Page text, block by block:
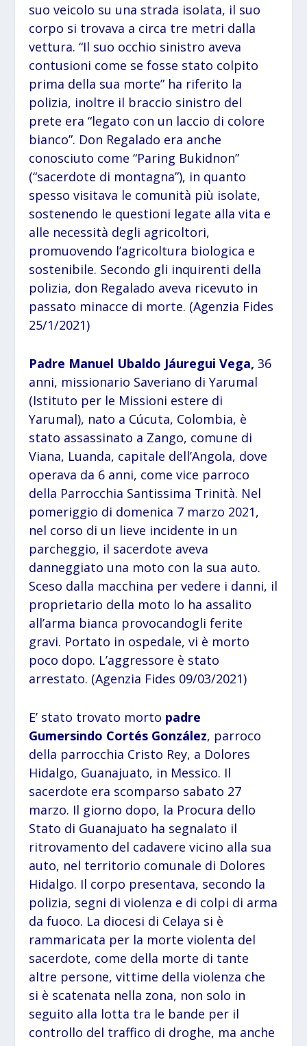
suo veicolo su una strada isolata, il suo
corpo si trovava a circa tre metri dalla
vettura. “Il suo occhio sinistro aveva
contusioni come se fosse stato colpito
prima della sua morte” ha riferito la
polizia, inoltre il braccio sinistro del
prete era “legato con un laccio di colore
bianco”. Don Regalado era anche
conosciuto come “Paring Bukidnon”
(“sacerdote di montagna”), in quanto
spesso visitava le comunità più isolate,
sostenendo le questioni legate alla vita e
alle necessità degli agricoltori,
promuovendo l’agricoltura biologica e
sostenibile. Secondo gli inquirenti della
polizia, don Regalado aveva ricevuto in
passato minacce di morte. (Agenzia Fides
25/1/2021)
Padre Manuel Ubaldo Jáuregui Vega, 36
anni, missionario Saveriano di Yarumal
(Istituto per le Missioni estere di
Yarumal), nato a Cúcuta, Colombia, è
stato assassinato a Zango, comune di
Viana, Luanda, capitale dell’Angola, dove
operava da 6 anni, come vice parroco
della Parrocchia Santissima Trinità. Nel
pomeriggio di domenica 7 marzo 2021,
nel corso di un lieve incidente in un
parcheggio, il sacerdote aveva
danneggiato una moto con la sua auto.
Sceso dalla macchina per vedere i danni, il
proprietario della moto lo ha assalito
all’arma bianca provocandogli ferite
gravi. Portato in ospedale, vi è morto
poco dopo. L’aggressore è stato
arrestato. (Agenzia Fides 09/03/2021)
E’ stato trovato morto padre
Gumersindo Cortés González, parroco
della parrocchia Cristo Rey, a Dolores
Hidalgo, Guanajuato, in Messico. Il
sacerdote era scomparso sabato 27
marzo. Il giorno dopo, la Procura dello
Stato di Guanajuato ha segnalato il
ritrovamento del cadavere vicino alla sua
auto, nel territorio comunale di Dolores
Hidalgo. Il corpo presentava, secondo la
polizia, segni di violenza e di colpi di arma
da fuoco. La diocesi di Celaya si è
rammaricata per la morte violenta del
sacerdote, come della morte di tante
altre persone, vittime della violenza che
si è scatenata nella zona, non solo in
seguito alla lotta tra le bande per il
controllo del traffico di droghe, ma anche